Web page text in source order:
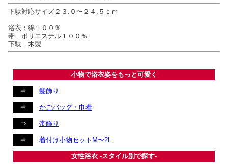
下駄対応サイズ２３.０〜２４.５ｃｍ
浴衣：綿１００％
帯…ポリエステル１００％
下駄…木製
小物で浴衣姿をもっと可愛く
⇒ 髪飾り
⇒ かごバッグ・巾着
⇒ 帯飾り
⇒ 着付け小物セットM〜2L
女性浴衣 -スタイル別で探す-